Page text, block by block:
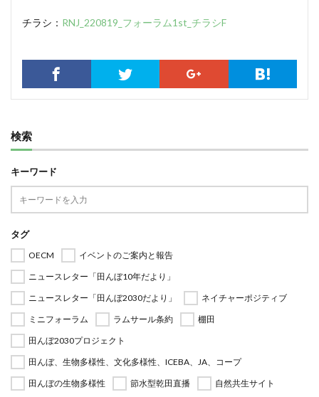
チラシ： RNJ_220819_フォーラム1st_チラシF
検索
キーワード
タグ
OECM
イベントのご案内と報告
ニュースレター「田んぼ10年だより」
ニュースレター「田んぼ2030だより」
ネイチャーポジティブ
ミニフォーラム
ラムサール条約
棚田
田んぼ2030プロジェクト
田んぼ、生物多様性、文化多様性、ICEBA、JA、コープ
田んぼの生物多様性
節水型乾田直播 自然共生サイト